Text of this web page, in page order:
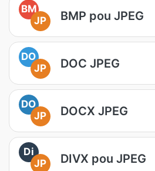
BM
JP
BMP pou JPEG
DO
JP
DOC JPEG
DO
JP
DOCX JPEG
Di
JP
DIVX pou JPEG